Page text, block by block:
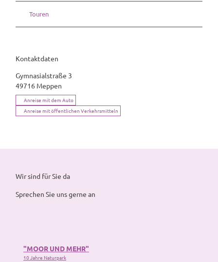
Touren
Kontaktdaten
Gymnasialstraße 3
49716 Meppen
Anreise mit dem Auto
Anreise mit öffentlichen Verkehrsmitteln
Wir sind für Sie da
Sprechen Sie uns gerne an
"MOOR UND MEHR"
10 Jahre Naturpark